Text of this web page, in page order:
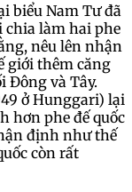
biểu Nam Tư đã
làm hai phe
nêu lên nhận
giới thêm căng
Đông và Tây.
ở Hunggari) lại
hơn phe đế quốc
định như thế
còn rất